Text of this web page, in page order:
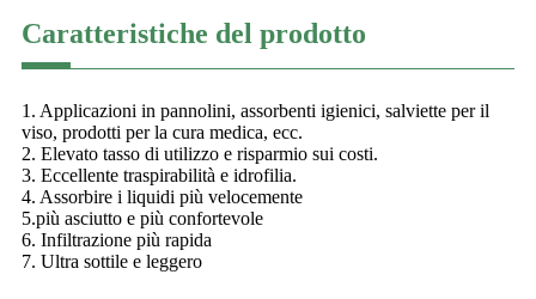
Caratteristiche del prodotto
1. Applicazioni in pannolini, assorbenti igienici, salviette per il
viso, prodotti per la cura medica, ecc.
2. Elevato tasso di utilizzo e risparmio sui costi.
3. Eccellente traspirabilità e idrofilia.
4. Assorbire i liquidi più velocemente
5.più asciutto e più confortevole
6. Infiltrazione più rapida
7. Ultra sottile e leggero